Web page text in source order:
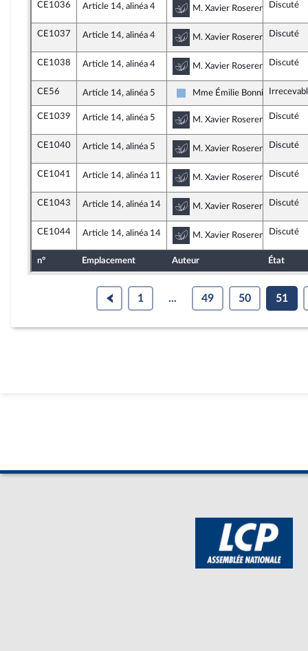
CE1036 Article 14, alinéa 4 Commission du
M. Xavier Roseren, Discuté
CE1037 Article 14, alinéa 4 Commission du
M. Xavier Roseren, Discuté
CE1038 Article 14, alinéa 4 Commission du
M. Xavier Roseren,Discuté
CE56 Article 14, alinéa 5
Droite Républicaine
Mme Émilie Bonnivard
CE1039 Article 14, alinéa 5 Commission du
M. Xavier Roseren, Discuté
CE1040 Article 14, alinéa 5 Commission du
M. Xavier Roseren, Discuté
CE1041 Article 14, alinéa 11 Commission du
M. Xavier Roseren, Discuté
CE1043 Article 14, alinéa 14 Commission du
M. Xavier Roseren, Discuté
CE1044 Article 14, alinéa 14 Commission du
M. Xavier Roseren, Discuté
n° Emplacement Auteur État
1 ... 49 50 51